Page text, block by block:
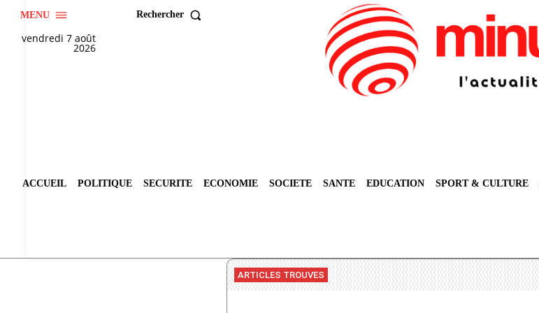
MENU Rechercher
vendredi 7 août
2026
ACCUEIL POLITIQUE SECURITE ECONOMIE SOCIETE SANTE EDUCATION SPORT & CULTURE
ARTICLES TROUVES